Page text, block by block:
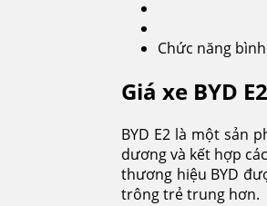
Chức năng
Giá xe BYD
BYD E2 là một sản
dương và kết hợp
thương hiệu BYD
trông trẻ trung hơn.